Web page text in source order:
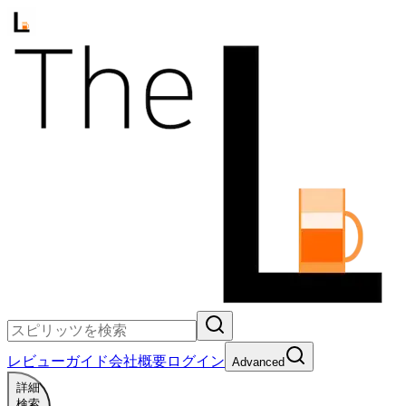
レビューガイド会社概要ログイン Advanced
詳細
検索